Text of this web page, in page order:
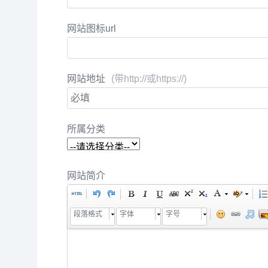
网站图标url
网站地址 (带http://或https://)
所属分类
网站简介
段落格式 字体 字号